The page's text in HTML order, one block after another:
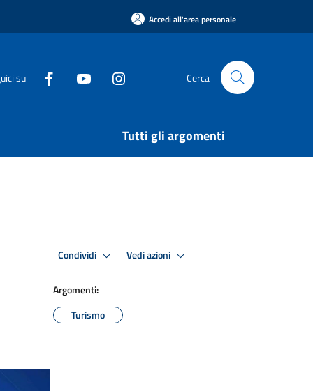
Accedi all'area personale
su Cerca
Tutti gli argomenti
Condividi Vedi azioni
Argomenti:
Turismo